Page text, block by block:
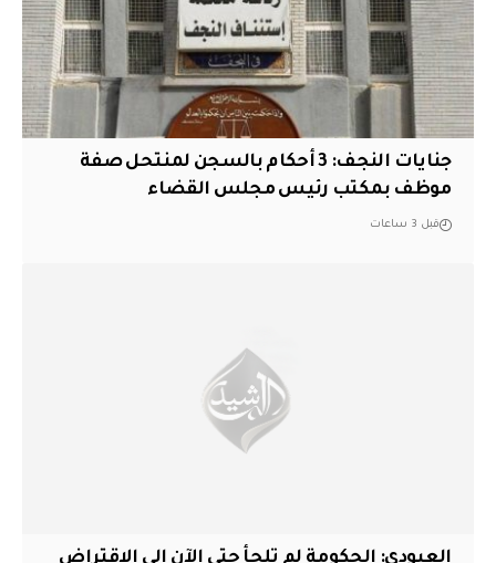
جنايات النجف: 3 أحكام بالسجن لمنتحل صفة
موظف بمكتب رئيس مجلس القضاء
قبل 3 ساعات
العبودي: الحكومة لم تلجأ حتى الآن إلى الاقتراض